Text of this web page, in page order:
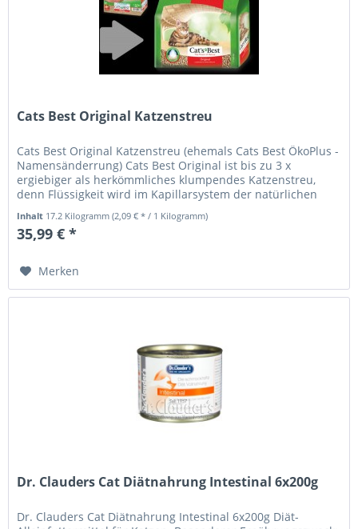
Cats Best Original Katzenstreu
Cats Best Original Katzenstreu (ehemals Cats Best ÖkoPlus -
Namensänderrung) Cats Best Original ist bis zu 3 x
ergiebiger als herkömmliches klumpendes Katzenstreu,
denn Flüssigkeit wird im Kapillarsystem der natürlichen
Inhalt 17.2 Kilogramm(2,09 € * / 1 Kilogramm)
35,99 € *
Merken
Dr. Clauders Cat Diätnahrung Intestinal 6x200g
Dr. Clauders Cat Diätnahrung Intestinal 6x200g Diät-